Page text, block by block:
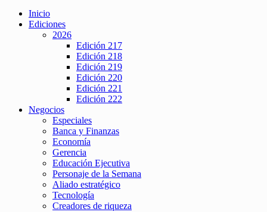
Inicio
Ediciones
2026
Edición 217
Edición 218
Edición 219
Edición 220
Edición 221
Edición 222
Negocios
Especiales
Banca y Finanzas
Economía
Gerencia
Educación Ejecutiva
Personaje de la Semana
Aliado estratégico
Tecnología
Creadores de riqueza